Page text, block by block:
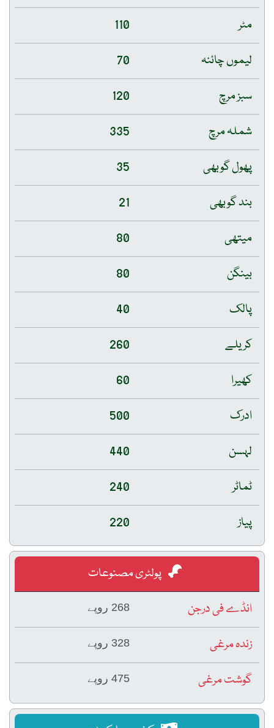
مٹر
110
لیموں چائنہ
70
سبز مرچ
120
شملہ مرچ
335
پھول گوبھی
35
بند گوبھی
21
میتھی
80
بینگن
80
پالک
40
کریلے
260
کھیرا
60
ادرک
500
لہسن
440
ٹماٹر
240
پیاز
220
پولٹری مصنوعات
انڈے فی درجن
268 روپے
زندہ مرغی 328 روپے
گوشت مرغی 475 روپے